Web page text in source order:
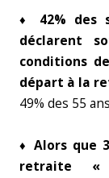
♦ 42% des
déclarent
conditions
départ à la
49% des 55
♦ Alors que
retraite «